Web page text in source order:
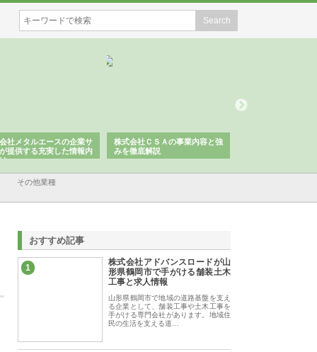
社メタルエースの企業サ
提供する充実した情報内
株式会社ＣＳＡの事業内容と強
みを徹底解説
その他業種
おすすめ記事
1
株式会社アドバンスロードが山
形県鶴岡市で手がける舗装土木
工事と求人情報
山形県鶴岡市で地域の道路基盤を支え
る企業として、舗装工事や土木工事を
手がける専門会社があります。地域住
民の生活を支える道…